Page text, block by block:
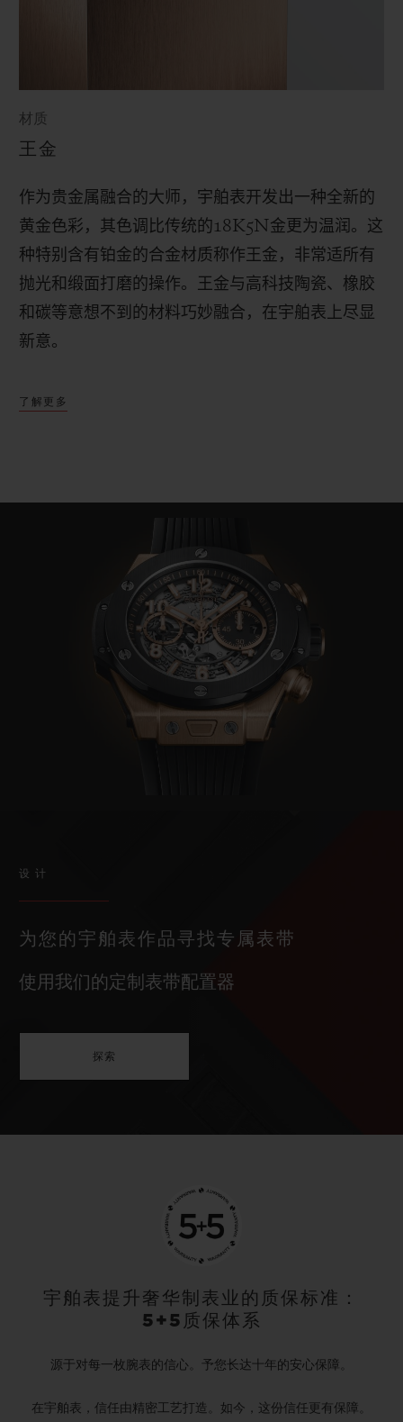
材质
王金
作为贵金属融合的大师，宇舶表开发出一种全新的
黄金色彩，其色调比传统的18K5N 金更为温润。这
种特别含有铂金的合金材质称作王金，非常适所有
抛光和缎面打磨的操作。
王金与高科技陶瓷、橡胶
和碳等意想不到的材料巧妙融合，在宇舶表上尽显
新意。
了解更多
设计
为您的宇舶表作品寻找专属表带
使用我们的定制表带配置器
探索
宇舶表提升奢华制表业的质保标准：
5+5质保体系
源于对每一枚腕表的信心。予您长达十年的安心保障。
在宇舶表，信任由精密工艺打造。如今，这份信任更有保障。